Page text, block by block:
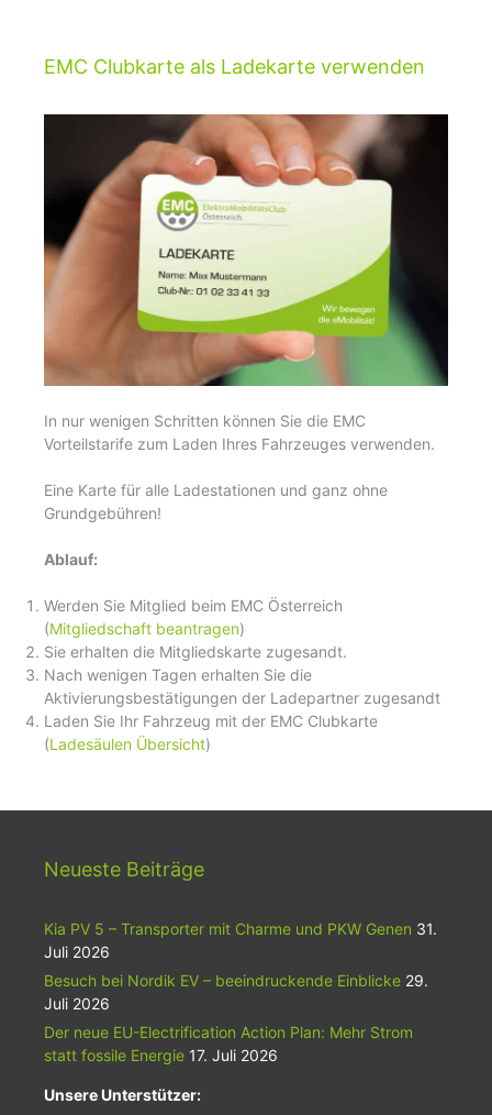
EMC Clubkarte als Ladekarte verwenden
In nur wenigen Schritten können Sie die EMC
Vorteilstarife zum Laden Ihres Fahrzeuges verwenden.
Eine Karte für alle Ladestationen und ganz ohne
Grundgebühren!
Ablauf:
Werden Sie Mitglied beim EMC Österreich
(Mitgliedschaft beantragen)
Sie erhalten die Mitgliedskarte zugesandt.
Nach wenigen Tagen erhalten Sie die
Aktivierungsbestätigungen der Ladepartner zugesandt
Laden Sie Ihr Fahrzeug mit der EMC Clubkarte
(Ladesäulen Übersicht)
Neueste Beiträge
Kia PV 5 – Transporter mit Charme und PKW Genen 31.
Juli 2026
Besuch bei Nordik EV – beeindruckende Einblicke 29.
Juli 2026
Der neue EU-Electrification Action Plan: Mehr Strom
statt fossile Energie 17. Juli 2026
Unsere Unterstützer: